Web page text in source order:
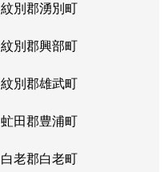
紋別郡湧別町
紋別郡興部町
紋別郡雄武町
虻田郡豊浦町
白老郡白老町